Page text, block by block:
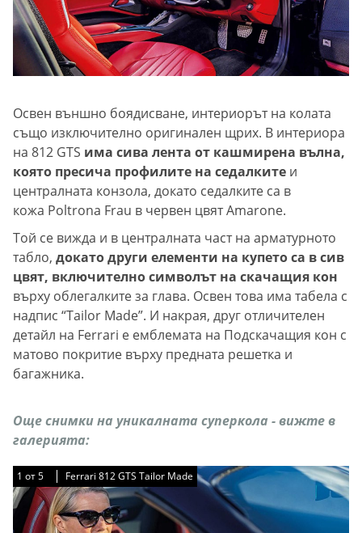
Освен външно боядисване, интериорът на колата
също изключително оригинален щрих. В интериора
на 812 GTS има сива лента от кашмирена вълна,
която пресича профилите на седалките и
централната конзола, докато седалките са в
кожа Poltrona Frau в червен цвят Amarone.
Той се вижда и в централната част на арматурното
табло, докато други елементи на купето са в сив
цвят, включително символът на скачащия кон
върху облегалките за глава. Освен това има табела с
надпис “Tailor Made”. И накрая, друг отличителен
детайл на Ferrari е емблемата на Подскачащия кон с
матово покритие върху предната решетка и
багажника.
Още снимки на уникалната суперкола - вижте в
галерията:
1 от5 Ferrari 812 GTS Tailor Made
1 от5 Ferrari 812 GTS Tailor Made
1 от5 Ferrari 812 GTS Tailor Made
1 от5 Ferrari 812 GTS Tailor Made
1 от5 Ferrari 812 GTS Tailor Made